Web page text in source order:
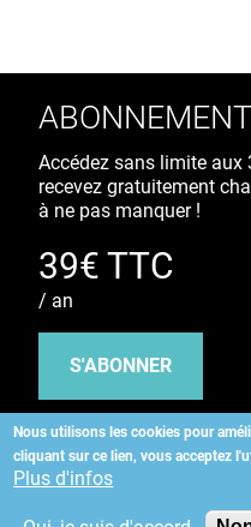
Nous utilisons les cookies pour
cliquant sur ce lien, vous acceptez
Plus d'infos
Accédez sans limite
recevez gratuitement
à ne pas manquer !
39€ TTC
/ an
S'ABONNER
Copyright©